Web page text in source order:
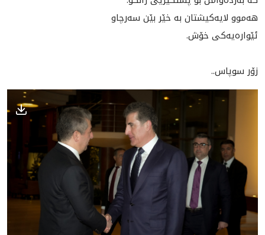
هه‌موو لایه‌كیشتان به‌ خێر بێن سه‌رچاو
ئێواره‌یه‌كی خۆش.
زۆر سوپاس..